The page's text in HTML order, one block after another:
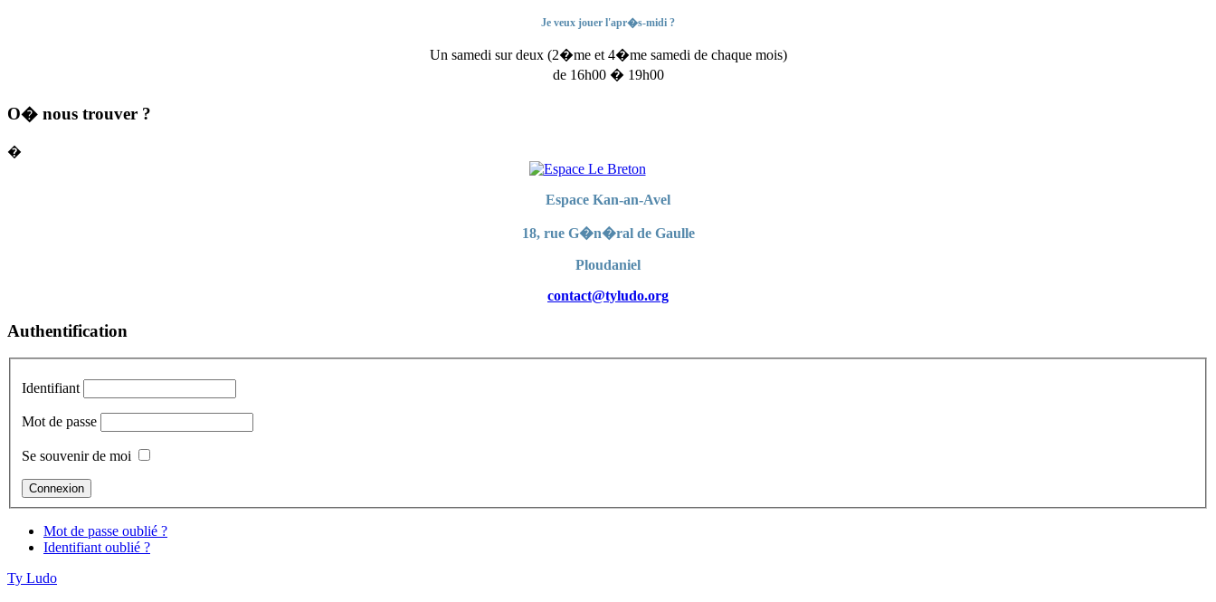
Je veux jouer l'apr�s-midi ?
Un samedi sur deux (2�me et 4�me samedi de chaque mois)
de 16h00 � 19h00
O� nous trouver ?
�
Espace Kan-an-Avel
18, rue G�n�ral de Gaulle
Ploudaniel
contact@tyludo.org
Authentification
Identifiant
Mot de passe
Se souvenir de moi
Mot de passe oublié ?
Identifiant oublié ?
Ty Ludo